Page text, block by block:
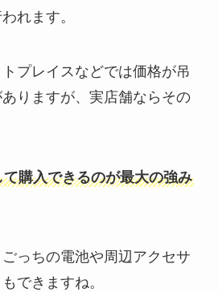
れます。
プレイスなどでは価格が吊
りますが、実店舗ならその
購入できるのが最大の強み
っちの電池や周辺アクセサ
できますね。